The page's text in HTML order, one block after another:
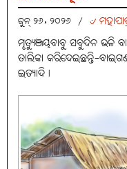
ଜୁନ୍ ୨୬, ୨୦୨୬ / ୰
ମୃତ୍ୟୁଞ୍ଜୟବାବୁ ସବୁଦିନ ଭଳି
ତାଲିକା କରିଦେଇଛନ୍ତି-
ଇତ୍ୟାଦି।